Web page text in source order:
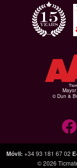
© Dun &
Móvil: +34 93 181 67 02
© 2026